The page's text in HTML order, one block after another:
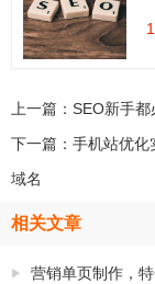
上一篇： SEO新手
下一篇： 手机站优化
域名
相关文章
营销单页制作，